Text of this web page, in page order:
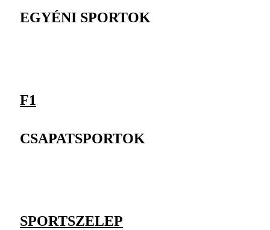
EGYÉNI SPORTOK
F1
CSAPATSPORTOK
SPORTSZELEP